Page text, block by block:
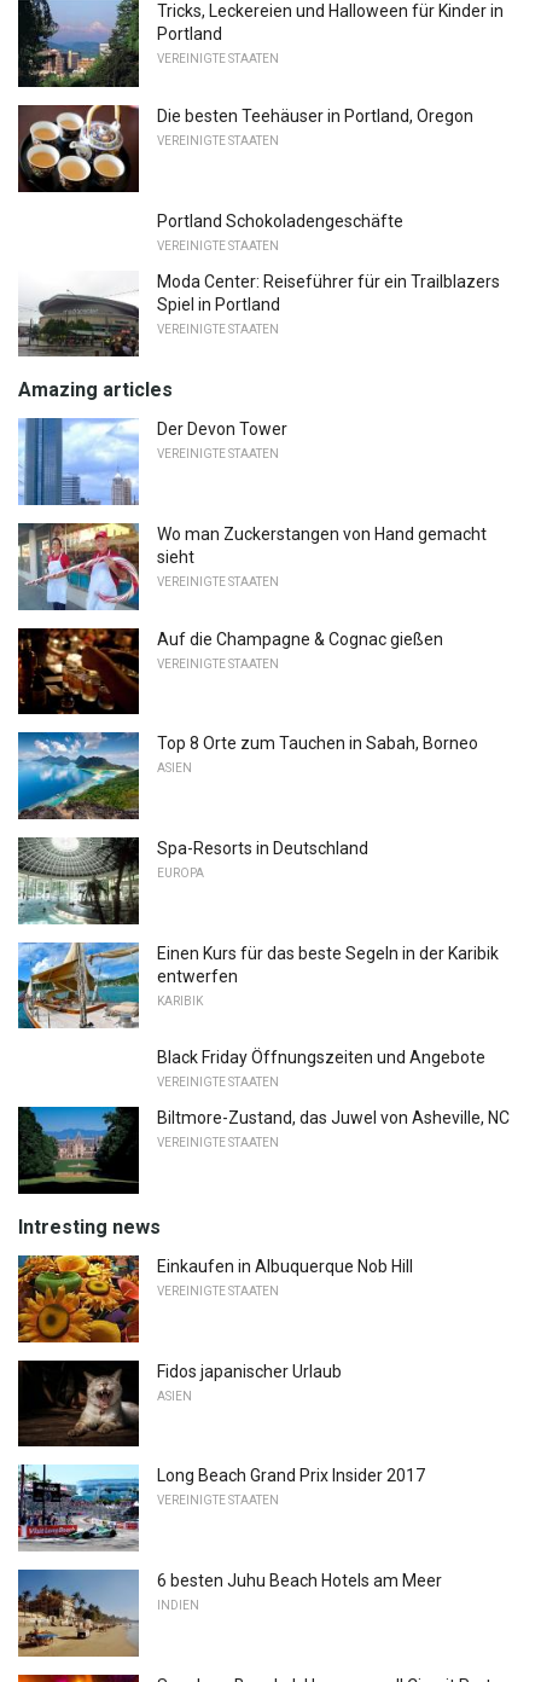
Tricks, Leckereien und Halloween für Kinder in
Portland
VEREINIGTE STAATEN
Die besten Teehäuser in Portland, Oregon
VEREINIGTE STAATEN
Portland Schokoladengeschäfte
VEREINIGTE STAATEN
Moda Center: Reiseführer für ein Trailblazers
Spiel in Portland
VEREINIGTE STAATEN
Amazing articles
Der Devon Tower
VEREINIGTE STAATEN
Wo man Zuckerstangen von Hand gemacht
sieht
VEREINIGTE STAATEN
Auf die Champagne & Cognac gießen
VEREINIGTE STAATEN
Top 8 Orte zum Tauchen in Sabah, Borneo
ASIEN
Spa-Resorts in Deutschland
EUROPA
Einen Kurs für das beste Segeln in der Karibik
entwerfen
KARIBIK
Black Friday Öffnungszeiten und Angebote
VEREINIGTE STAATEN
Biltmore-Zustand, das Juwel von Asheville, NC
VEREINIGTE STAATEN
Intresting news
Einkaufen in Albuquerque Nob Hill
VEREINIGTE STAATEN
Fidos japanischer Urlaub
ASIEN
Long Beach Grand Prix Insider 2017
VEREINIGTE STAATEN
6 besten Juhu Beach Hotels am Meer
INDIEN